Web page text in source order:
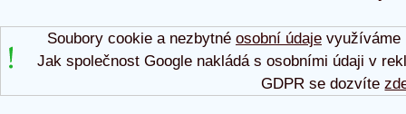
Soubory cookie a nezbytné osobní údajevyužíváme
Jak společnost Google nakládá s osobními údaji v
GDPR se dozvíte